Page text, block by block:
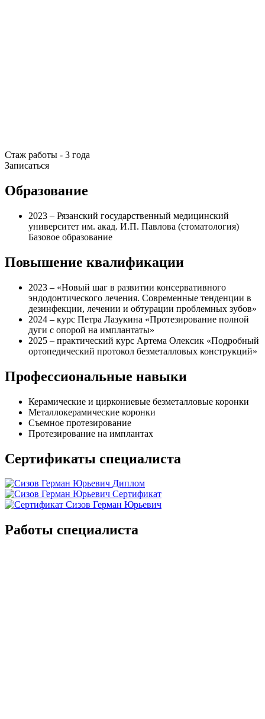
Стаж работы - 3 года
Записаться
Образование
2023 – Рязанский государственный медицинский
университет им. акад. И.П. Павлова (стоматология)
Базовое образование
Повышение квалификации
2023 – «Новый шаг в развитии консервативного
эндодонтического лечения. Современные тенденции в
дезинфекции, лечении и обтурации проблемных зубов»
2024 – курс Петра Лазукина «Протезирование полной
дуги с опорой на имплантаты»
2025 – практический курс Артема Олексик «Подробный
ортопедический протокол безметалловых конструкций»
Профессиональные навыки
Керамические и циркониевые безметалловые коронки
Металлокерамические коронки
Съемное протезирование
Протезирование на имплантах
Сертификаты специалиста
Работы специалиста